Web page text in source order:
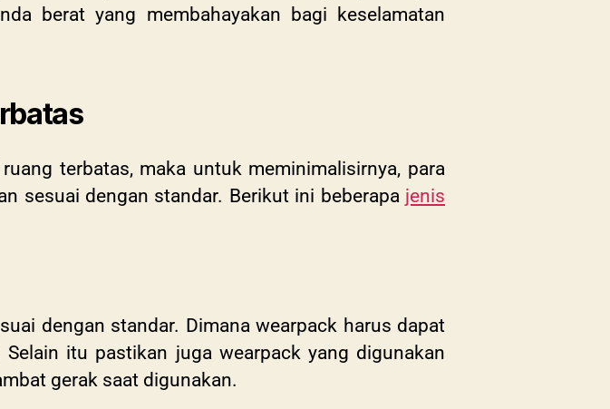
berat yang membahayakan bagi keselamatan
terbatas, maka untuk meminimalisirnya, para
sesuai dengan standar. Berikut ini beberapa jenis
dengan standar. Dimana wearpack harus dapat
itu pastikan juga wearpack yang digunakan
gerak saat digunakan.